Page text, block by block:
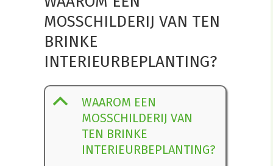
MOSSCHILDERIJ VAN TEN
BRINKE
INTERIEURBEPLANTING?
B
WAAROM EEN
MOSSCHILDERIJ VAN
TEN BRINKE
INTERIEURBEPLANTING?